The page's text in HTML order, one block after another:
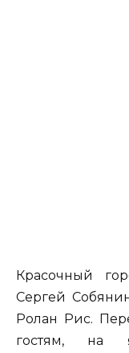
Красочный
Сергей
Ролан Рис.
гостям, на